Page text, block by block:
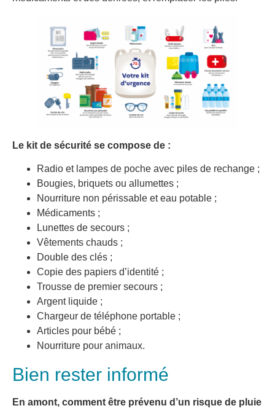
Le kit de sécurité se compose de :
Radio et lampes de poche avec piles de rechange ;
Bougies, briquets ou allumettes ;
Nourriture non périssable et eau potable ;
Médicaments ;
Lunettes de secours ;
Vêtements chauds ;
Double des clés ;
Copie des papiers d’identité ;
Trousse de premier secours ;
Argent liquide ;
Chargeur de téléphone portable ;
Articles pour bébé ;
Nourriture pour animaux.
Bien rester informé
En amont, comment être prévenu d’un risque de pluie